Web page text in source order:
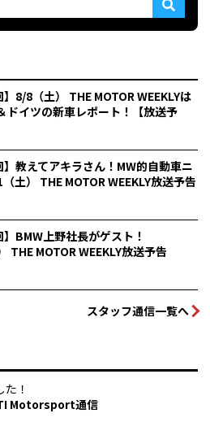
】8/8（土） THE MOTOR WEEKLYは
ドイツの新車レポート！【放送予
】教えてアキラさん！MW的自動車ニ
土） THE MOTOR WEEKLY放送予告
】BMW上野社長がゲスト！
THE MOTOR WEEKLY放送予告
スタッフ通信一覧へ
！
Motorsport通信